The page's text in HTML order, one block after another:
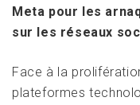
Meta pour les
sur les réseaux
Face à la
plateformes